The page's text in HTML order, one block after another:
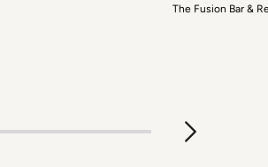
The Fusion Bar &